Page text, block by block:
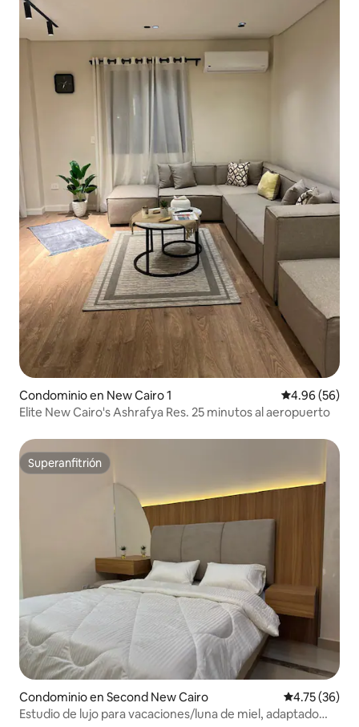
Condominio en New Cairo 1 Calificación
4.96 (56)
Elite New Cairo's Ashrafya Res. 25 minutos al aeropuerto
Superanfitrión
Superanfitrión
Condominio en Second New Cairo Calificación
4.75 (36)
Estudio de lujo para vacaciones/luna de miel, adaptado